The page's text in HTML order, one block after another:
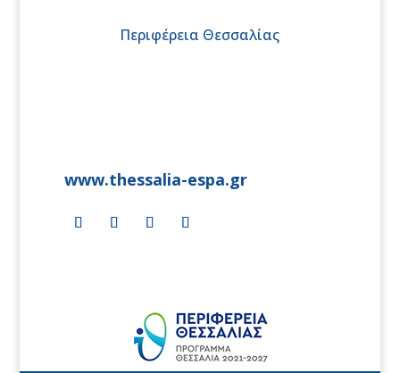
Περιφέρεια Θεσσαλίας
www.thessalia-espa.gr